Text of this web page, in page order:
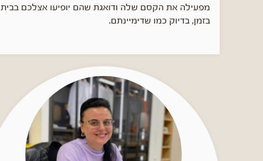
מפעילה את הקסם שלה ודואגת שהם יופיעו אצלכם בבית
בזמן, בדיוק כמו שדימיינתם.